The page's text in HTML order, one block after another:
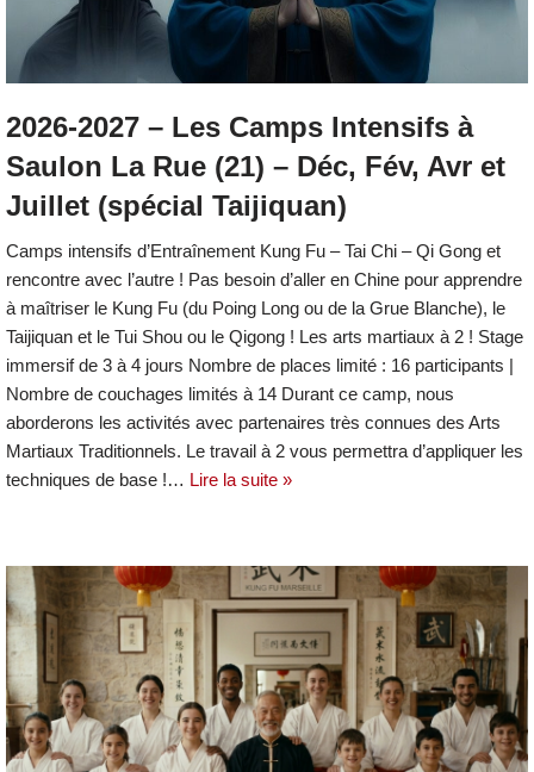
2026-2027 – Les Camps Intensifs à
Saulon La Rue (21) – Déc, Fév, Avr et
Juillet (spécial Taijiquan)
Camps intensifs d’Entraînement Kung Fu – Tai Chi – Qi Gong et
rencontre avec l’autre ! Pas besoin d’aller en Chine pour apprendre
à maîtriser le Kung Fu (du Poing Long ou de la Grue Blanche), le
Taijiquan et le Tui Shou ou le Qigong ! Les arts martiaux à 2 ! Stage
immersif de 3 à 4 jours Nombre de places limité : 16 participants |
Nombre de couchages limités à 14 Durant ce camp, nous
aborderons les activités avec partenaires très connues des Arts
Martiaux Traditionnels. Le travail à 2 vous permettra d’appliquer les
techniques de base !… Lire la suite »